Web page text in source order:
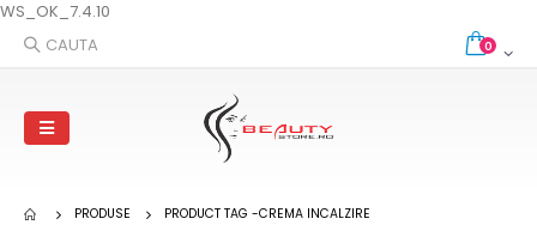
WS_OK_7.4.10
CAUTA
0
PRODUSE PRODUCT TAG -CREMA INCALZIRE